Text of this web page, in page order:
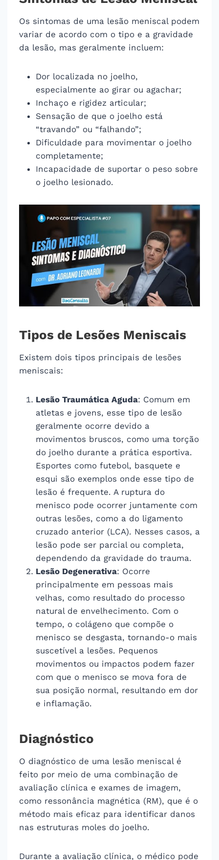
Os sintomas de uma lesão meniscal podem
variar de acordo com o tipo e a gravidade
da lesão, mas geralmente incluem:
Dor localizada no joelho,
especialmente ao girar ou agachar;
Inchaço e rigidez articular;
Sensação de que o joelho está
“travando” ou “falhando”;
Dificuldade para movimentar o joelho
completamente;
Incapacidade de suportar o peso sobre
o joelho lesionado.
Tipos de Lesões Meniscais
Existem dois tipos principais de lesões
meniscais:
Lesão Traumática Aguda: Comum em
atletas e jovens, esse tipo de lesão
geralmente ocorre devido a
movimentos bruscos, como uma torção
do joelho durante a prática esportiva.
Esportes como futebol, basquete e
esqui são exemplos onde esse tipo de
lesão é frequente. A ruptura do
menisco pode ocorrer juntamente com
outras lesões, como a do ligamento
cruzado anterior (LCA). Nesses casos, a
lesão pode ser parcial ou completa,
dependendo da gravidade do trauma.
Lesão Degenerativa: Ocorre
principalmente em pessoas mais
velhas, como resultado do processo
natural de envelhecimento. Com o
tempo, o colágeno que compõe o
menisco se desgasta, tornando-o mais
suscetível a lesões. Pequenos
movimentos ou impactos podem fazer
com que o menisco se mova fora de
sua posição normal, resultando em dor
e inflamação.
Diagnóstico
O diagnóstico de uma lesão meniscal é
feito por meio de uma combinação de
avaliação clínica e exames de imagem,
como ressonância magnética (RM), que é o
método mais eficaz para identificar danos
nas estruturas moles do joelho.
Durante a avaliação clínica, o médico pode